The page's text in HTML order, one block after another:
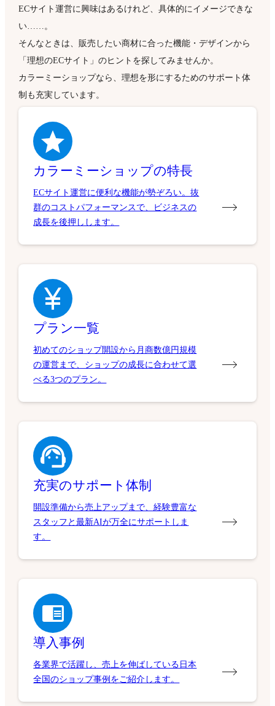
ECサイト運営に興味はあるけれど、具体的にイメージできな
い……。
そんなときは、販売したい商材に合った機能・デザインから
「理想のECサイト」のヒントを探してみませんか。
カラーミーショップなら、理想を形にするためのサポート体
制も充実しています。
カラーミーショップの特長
ECサイト運営に便利な機能が勢ぞろい。抜
群のコストパフォーマンスで、ビジネスの
成長を後押しします。
プラン一覧
初めてのショップ開設から月商数億円規模
の運営まで、ショップの成長に合わせて選
べる3つのプラン。
充実のサポート体制
開設準備から売上アップまで、経験豊富な
スタッフと最新AIが万全にサポートしま
す。
導入事例
各業界で活躍し、売上を伸ばしている日本
全国のショップ事例をご紹介します。